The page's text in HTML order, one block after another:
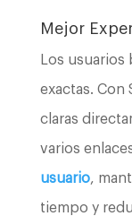
Mejor
Los usuarios
exactas. Con
claras
varios
usuario,
tiempo y